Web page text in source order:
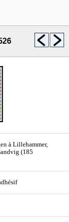
à Lillehammer,
(185